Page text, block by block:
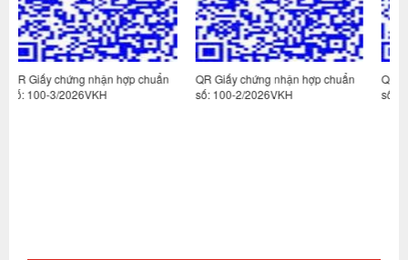
chuẩn
QR Giấy chứng nhận hợp chuẩn
số: 100-2/2026VKH
QR Giấy chứng nhận hợp
số: 113-1/2026VKH